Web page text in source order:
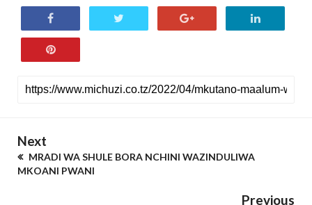
Next
MRADI WA SHULE BORA NCHINI WAZINDULIWA
MKOANI PWANI
Previous